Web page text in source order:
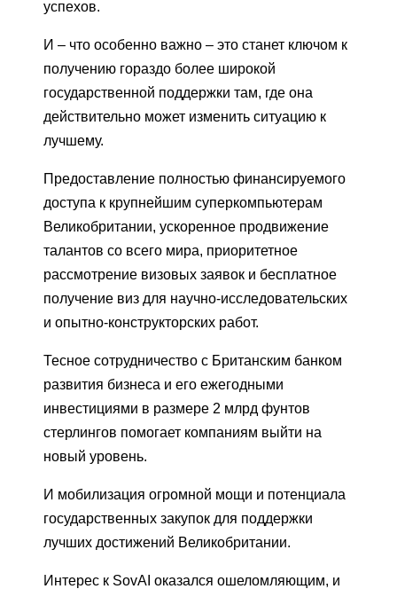
успехов.
И – что особенно важно – это станет ключом к
получению гораздо более широкой
государственной поддержки там, где она
действительно может изменить ситуацию к
лучшему.
Предоставление полностью финансируемого
доступа к крупнейшим суперкомпьютерам
Великобритании, ускоренное продвижение
талантов со всего мира, приоритетное
рассмотрение визовых заявок и бесплатное
получение виз для научно-исследовательских
и опытно-конструкторских работ.
Тесное сотрудничество с Британским банком
развития бизнеса и его ежегодными
инвестициями в размере 2 млрд фунтов
стерлингов помогает компаниям выйти на
новый уровень.
И мобилизация огромной мощи и потенциала
государственных закупок для поддержки
лучших достижений Великобритании.
Интерес к SovAI оказался ошеломляющим, и